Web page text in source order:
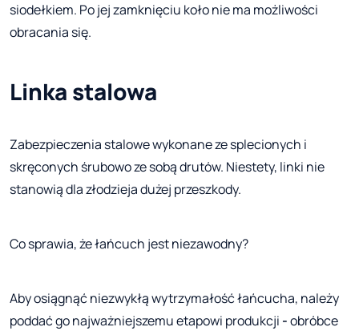
siodełkiem. Po jej zamknięciu koło nie ma możliwości
obracania się.
Linka stalowa
Zabezpieczenia stalowe wykonane ze splecionych i
skręconych śrubowo ze sobą drutów. Niestety, linki nie
stanowią dla złodzieja dużej przeszkody.
Co sprawia, że łańcuch jest niezawodny?
Aby osiągnąć niezwykłą wytrzymałość łańcucha, należy
poddać go najważniejszemu etapowi produkcji -obróbce